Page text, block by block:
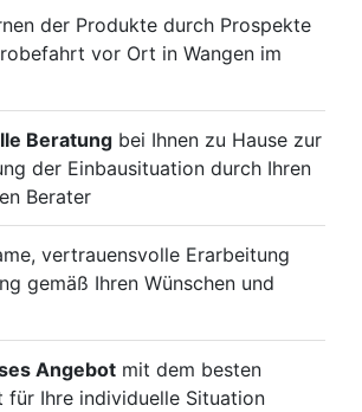
der Produkte durch Prospekte
vor Ort in Wangen im
Beratung bei Ihnen zu Hause zur
der Einbausituation durch Ihren
Berater
vertrauensvolle Erarbeitung
gemäß Ihren Wünschen und
Angebot mit dem besten
für Ihre individuelle Situation